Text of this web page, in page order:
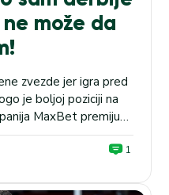
može da
zvezde jer igra pred
je boljoj poziciji na
MaxBet premijum
i Partizan da bude
nadigra najvećeg
1